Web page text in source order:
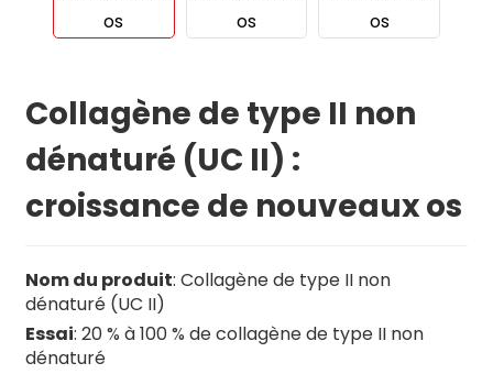
Collagène de type II non
dénaturé (UC II) :
croissance de nouveaux os
Nom du produit: Collagène de type II non
dénaturé (UC II)
Essai: 20 % à 100 % de collagène de type II non
dénaturé